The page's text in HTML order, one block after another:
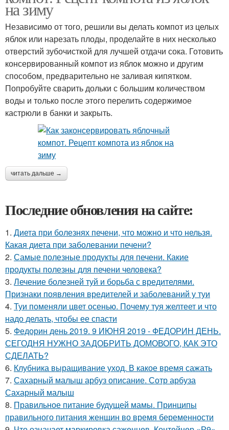
на зиму
Независимо от того, решили вы делать компот из целых
яблок или нарезать плоды, проделайте в них несколько
отверстий зубочисткой для лучшей отдачи сока. Готовить
консервированный компот из яблок можно и другим
способом, предварительно не заливая кипятком.
Попробуйте сварить дольки с большим количеством
воды и только после этого перелить содержимое
кастрюли в банки и закрыть.
читать дальше →
Последние обновления на сайте:
1. Диета при болезнях печени, что можно и что нельзя.
Какая диета при заболевании печени?
2. Самые полезные продукты для печени. Какие
продукты полезны для печени человека?
3. Лечение болезней туй и борьба с вредителями.
Признаки появления вредителей и заболеваний у туи
4. Туи поменяли цвет осенью. Почему туя желтеет и что
надо делать, чтобы ее спасти
5. Федорин день 2019. 9 ИЮНЯ 2019 - ФЕДОРИН ДЕНЬ.
СЕГОДНЯ НУЖНО ЗАДОБРИТЬ ДОМОВОГО, КАК ЭТО
СДЕЛАТЬ?
6. Клубника выращивание уход. В какое время сажать
7. Сахарный малыш арбуз описание. Сотр арбуза
Сахарный малыш
8. Правильное питание будущей мамы. Принципы
правильного питания женщин во время беременности